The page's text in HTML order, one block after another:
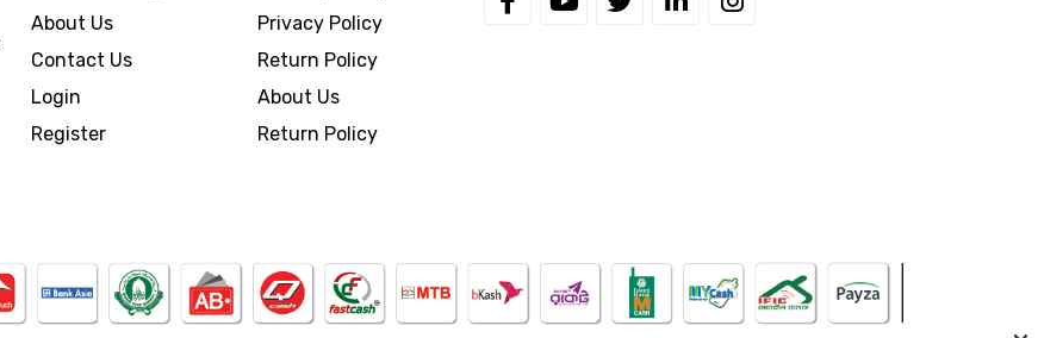
About Us
Contact Us
Login
Register
Privacy Policy
Return Policy
About Us
Return Policy